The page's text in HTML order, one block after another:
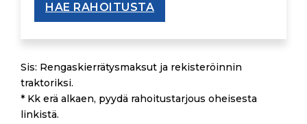
HAE RAHOITUSTA
Sis: Rengaskierrätysmaksut ja rekisteröinnin
traktoriksi.
* Kk erä alkaen, pyydä rahoitustarjous oheisesta
linkistä.